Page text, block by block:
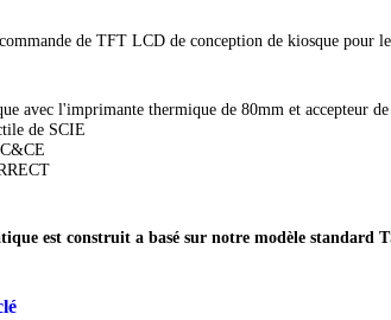
de TFT LCD de conception de kiosque pour
avec l'imprimante thermique de 80mm et accepteur
de SCIE
est construit a basé sur notre modèle